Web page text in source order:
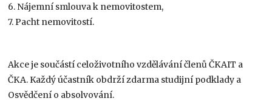
6. Nájemní smlouva k nemovitostem,
7. Pacht nemovitostí.
Akce je součástí celoživotního vzdělávání členů ČKAIT a
ČKA. Každý účastník obdrží zdarma studijní podklady a
Osvědčení o absolvování.